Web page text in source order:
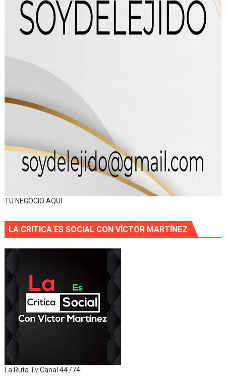
TU NEGOCIO AQUI
LA CRITICA ES SOCIAL CON VÍCTOR MARTÍNEZ
La Ruta Tv Canal 44 /74